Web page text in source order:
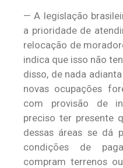
— A legislação
a prioridade de
relocação de
indica que isso não
disso, de nada
novas ocupações
com provisão de
preciso ter presente
dessas áreas se dá
condições de
compram terrenos